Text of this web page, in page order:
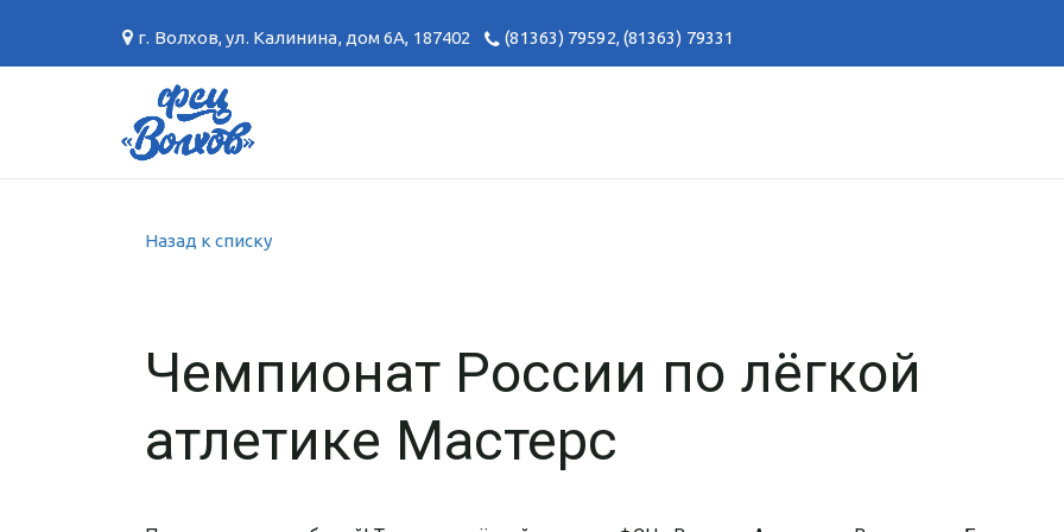
г. Волхов,ул. Калинина, дом 6А, 187402 (81363) 79592,(81363) 79331
Назад к списку
Чемпионат России по лёгкой
атлетике Мастерс